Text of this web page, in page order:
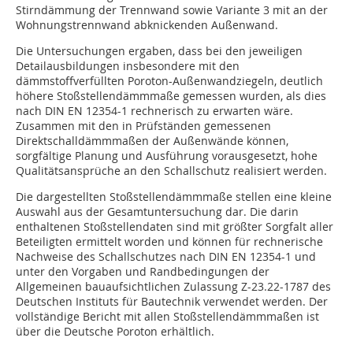
Stirndämmung der Trennwand sowie Variante 3 mit an der
Wohnungstrennwand abknickenden Außenwand.
Die Untersuchungen ergaben, dass bei den jeweiligen
Detailausbildungen insbesondere mit den
dämmstoffverfüllten Poroton-Außenwandziegeln, deutlich
höhere Stoßstellendämmmaße gemessen wurden, als dies
nach DIN EN 12354-1 rechnerisch zu erwarten wäre.
Zusammen mit den in Prüfständen gemessenen
Direktschalldämmmaßen der Außenwände können,
sorgfältige Planung und Ausführung vorausgesetzt, hohe
Qualitätsansprüche an den Schallschutz realisiert werden.
Die dargestellten Stoßstellendämmmaße stellen eine kleine
Auswahl aus der Gesamtuntersuchung dar. Die darin
enthaltenen Stoßstellendaten sind mit größter Sorgfalt aller
Beteiligten ermittelt worden und können für rechnerische
Nachweise des Schallschutzes nach DIN EN 12354-1 und
unter den Vorgaben und Randbedingungen der
Allgemeinen bauaufsichtlichen Zulassung Z-23.22-1787 des
Deutschen Instituts für Bautechnik verwendet werden. Der
vollständige Bericht mit allen Stoßstellendämmmaßen ist
über die Deutsche Poroton erhältlich.